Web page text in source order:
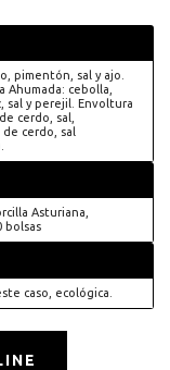
pimentón, sal y ajo.
cebolla,
sal y perejil. Envoltura
cerdo, sal,
de cerdo, sal
Asturiana,
bolsas
caso, ecológica.